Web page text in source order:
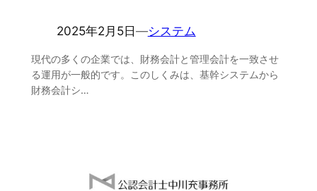
2025年2月5日―システム
現代の多くの企業では、財務会計と管理会計を一致させ
る運用が一般的です。このしくみは、基幹システムから
財務会計シ…